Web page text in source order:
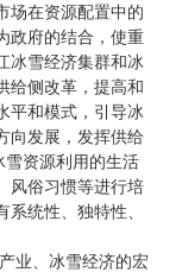
场在资源配置中的
政府的结合，使重
冰雪经济集群和冰
给侧改革，提高和
平和模式，引导冰
向发展，发挥供给
雪资源利用的生活
风俗习惯等进行培
统性、独特性、
业、冰雪经济的宏